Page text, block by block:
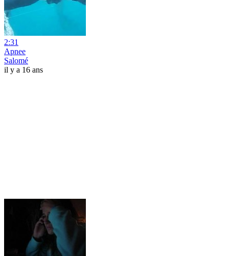
2:31
Apnee
Salomé
il y a 16 ans